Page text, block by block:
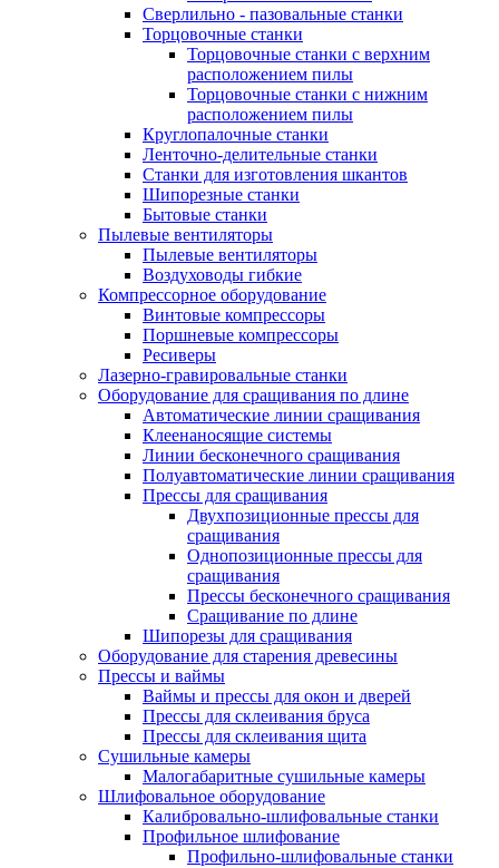
Сверлильно - пазовальные станки
Торцовочные станки
Торцовочные станки с верхним
расположением пилы
Торцовочные станки с нижним
расположением пилы
Круглопалочные станки
Ленточно-делительные станки
Станки для изготовления шкантов
Шипорезные станки
Бытовые станки
Пылевые вентиляторы
Пылевые вентиляторы
Воздуховоды гибкие
Компрессорное оборудование
Винтовые компрессоры
Поршневые компрессоры
Ресиверы
Лазерно-гравировальные станки
Оборудование для сращивания по длине
Автоматические линии сращивания
Клеенаносящие системы
Линии бесконечного сращивания
Полуавтоматические линии сращивания
Прессы для сращивания
Двухпозиционные прессы для
сращивания
Однопозиционные прессы для
сращивания
Прессы бесконечного сращивания
Сращивание по длине
Шипорезы для сращивания
Оборудование для старения древесины
Прессы и ваймы
Ваймы и прессы для окон и дверей
Прессы для склеивания бруса
Прессы для склеивания щита
Сушильные камеры
Малогабаритные сушильные камеры
Шлифовальное оборудование
Калибровально-шлифовальные станки
Профильное шлифование
Профильно-шлифовальные станки